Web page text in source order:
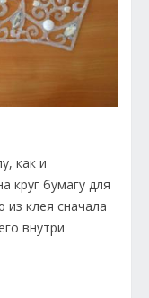
как и
круг бумагу для
клея сначала
внутри